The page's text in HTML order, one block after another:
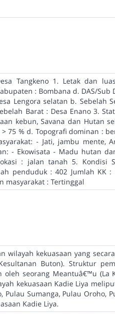
Tangkeno 1. Letak dan
: Bombana d. DAS/Sub
Lengora selatan b. Sebelah
Barat : Desa Enano 3.
kebun, Savana dan Hutan
75 % d. Topografi dominan :
- Jati, jambu mente,
- Ekowisata - Madu hutan
: jalan tanah 5. Kondisi
penduduk : 402 Jumlah KK
masyarakat : Tertinggal
wilayah kekuasaan yang
Buton). Struktur
seorang Meantuâ€™u (La
kekuasaan Kadie Liya
Pulau Sumanga, Pulau Oroho,
Kadie Liya.